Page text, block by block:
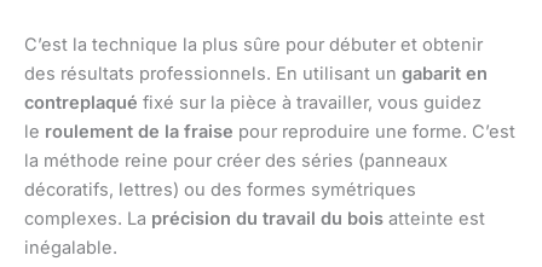
C’est la technique la plus sûre pour débuter et obtenir
des résultats professionnels. En utilisant un gabarit en
contreplaqué fixé sur la pièce à travailler, vous guidez
le roulement de la fraise pour reproduire une forme. C’est
la méthode reine pour créer des séries (panneaux
décoratifs, lettres) ou des formes symétriques
complexes. La précision du travail du bois atteinte est
inégalable.